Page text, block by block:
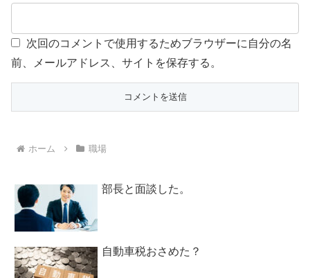
次回のコメントで使用するためブラウザーに自分の名
前、メールアドレス、サイトを保存する。
ホーム 職場
部長と面談した。
自動車税おさめた？